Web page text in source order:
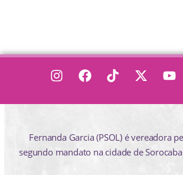
Fernanda Garcia (PSOL) é vereadora
segundo mandato na cidade de Sorocaba